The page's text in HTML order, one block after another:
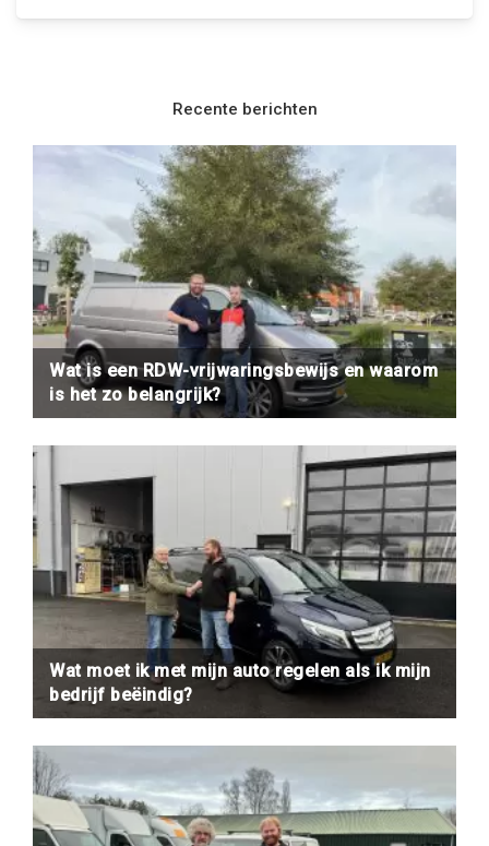
Recente berichten
Wat is een RDW-vrijwaringsbewijs en waarom
is het zo belangrijk?
Wat moet ik met mijn auto regelen als ik mijn
bedrijf beëindig?